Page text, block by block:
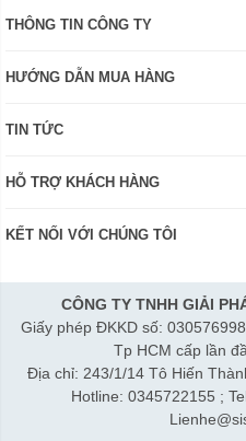
THÔNG TIN CÔNG TY
Chính sách bảo mật thông tin
HƯỚNG DẪN MUA HÀNG
Thanh toán và giao hàng
Hướng dẫn đăng ký tài khoản
Kiểm tra tình trạng đơn hàng
TIN TỨC
Review sản phẩm
HỖ TRỢ KHÁCH HÀNG
Hợp tác: LienHe@sisco.com.vn
Thời gian làm việc từ Thứ 2- Thứ
Sáng 8h15-12h; Chiều 1h15-5h30
Thứ 7 làm đến 3h30 chiều.
KẾT NỐI VỚI CHÚNG TÔI
CÔNG TY TNHH GIẢI
Giấy phép ĐKKD số:
Tp HCM cấp lần
Địa chỉ: 243/1/14 Tô Hiến
Hotline: 0345722155 ;